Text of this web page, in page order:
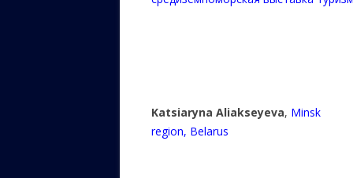
Katsiaryna Aliakseyeva, Minsk
region, Belarus